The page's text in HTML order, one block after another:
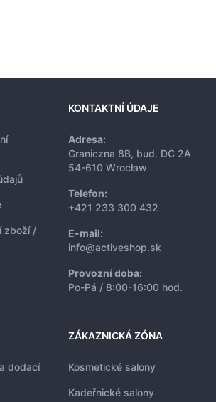
zboží /
KONTAKTNÍ ÚDAJE
Adresa:
Graniczna 8B, bud. DC 2A
54-610 Wrocław
Telefon:
+421 233 300 432
E-mail:
info@activeshop.sk
Provozní doba:
Po-Pá / 8:00-16:00 hod.
dodací
ZÁKAZNICKÁ ZÓNA
Kosmetické salony
Kadeřnické salony